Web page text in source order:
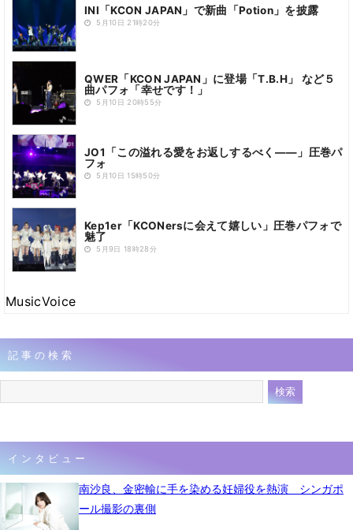
INI「KCON JAPAN」で新曲「Potion」を披露
5月10日 21時20分
QWER「KCON JAPAN」に登場「T.B.H」 など５
曲パフォ「幸せです！」
5月10日 20時55分
JO1「この溢れる愛をお返しするべく――」圧巻パ
フォ
5月10日 15時50分
Kep1er「KCONersに会えて嬉しい」圧巻パフォで
魅了
5月9日 18時28分
MusicVoice
記事の検索
インタビュー
南沙良、金密輸に手を染める妊婦役を熱演 シンガポ
ール撮影の裏側